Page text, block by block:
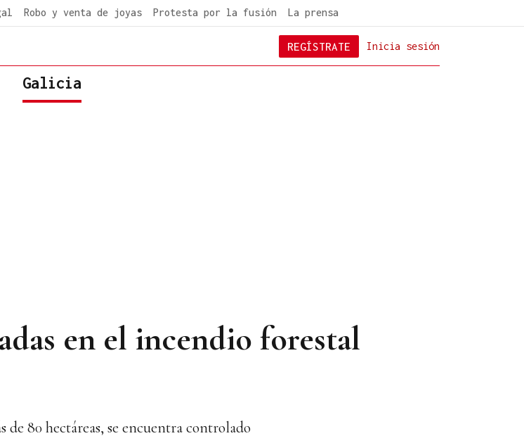
Robo y venta de joyas Protesta por la fusión La prensa
Inicia sesión
REGÍSTRATE
Galicia
en el incendio forestal
de 80 hectáreas, se encuentra controlado